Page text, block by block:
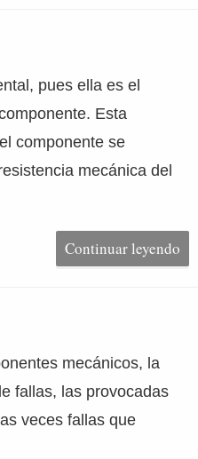
pues ella es el
Esta
componente se
mecánica del
Continuar leyendo
mecánicos, la
fallas, las provocadas
veces fallas que